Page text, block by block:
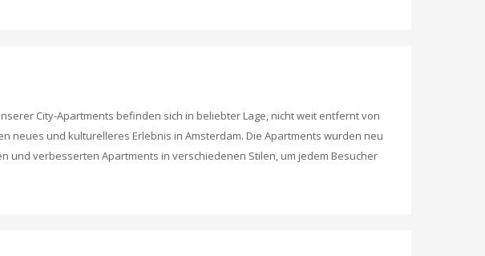
City-Apartments befinden sich in beliebter Lage, nicht weit entfernt von
neues und kulturelleres Erlebnis in Amsterdam. Die Apartments wurden neu
und verbesserten Apartments in verschiedenen Stilen, um jedem Besucher